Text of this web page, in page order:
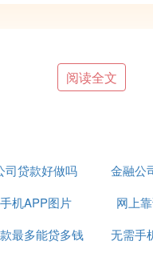
上，且不为在校大
以尝试在实体店申
，分期付款之前必
一定的本金以及分
询一下店里的营业
真实准确，因为这
有一个同事的联系
的银行卡中至少要
阅读全文
司贷款好做吗 金融公
机APP图片 网上
最多能贷多钱
无需手